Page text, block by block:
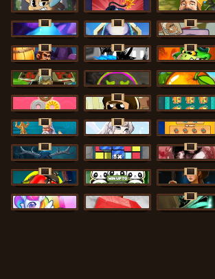
Amazing Miceketeers Boxes Cash Quest
ÚJ
Bouncy Bombs
ÚJ
Alpha Eagle
ÚJ
Benny The Beer
ÚJ
Barrel Bonanza
ÚJ
Beam Boys
ÚJ
Blaze Buddies
ÚJ
Fire My Laser Chaos Crew Fruit Duel
Crazy Donuts
ÚJ
Donut Division Cash Vault II
ÚJ
Commander of Tridents
ÚJ
Cloud Princess Diamond Rush
ÚJ
Evil Eyes Cubes
ÚJ
Densho
ÚJ
Forest Fortune Go Panda
ÚJ
Dawn of Kings
Double Rainbow Frutz
ÚJ
Cursed Crypt